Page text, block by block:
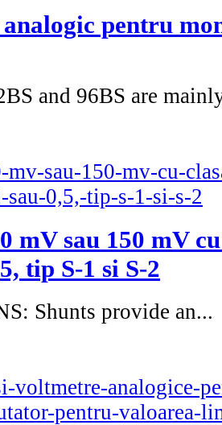
pentru
and 96BS are
mV sau 150 mV
tip S-1 si S-2
Shunts provide an...